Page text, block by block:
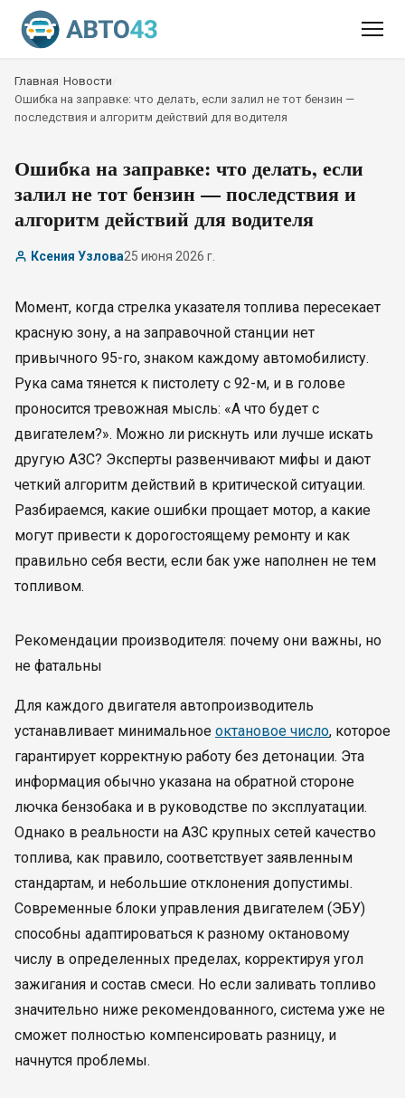
Главная Новости
Ошибка на заправке: что делать, если залил не тот бензин —
последствия и алгоритм действий для водителя
Ошибка на заправке: что делать, если
залил не тот бензин — последствия и
алгоритм действий для водителя
Ксения Узлова25 июня 2026 г.
Момент, когда стрелка указателя топлива пересекает
красную зону, а на заправочной станции нет
привычного 95-го, знаком каждому автомобилисту.
Рука сама тянется к пистолету с 92-м, и в голове
проносится тревожная мысль: «А что будет с
двигателем?». Можно ли рискнуть или лучше искать
другую АЗС? Эксперты развенчивают мифы и дают
четкий алгоритм действий в критической ситуации.
Разбираемся, какие ошибки прощает мотор, а какие
могут привести к дорогостоящему ремонту и как
правильно себя вести, если бак уже наполнен не тем
топливом.
Рекомендации производителя: почему они важны, но
не фатальны
Для каждого двигателя автопроизводитель
устанавливает минимальное октановое число, которое
гарантирует корректную работу без детонации. Эта
информация обычно указана на обратной стороне
лючка бензобака и в руководстве по эксплуатации.
Однако в реальности на АЗС крупных сетей качество
топлива, как правило, соответствует заявленным
стандартам, и небольшие отклонения допустимы.
Современные блоки управления двигателем (ЭБУ)
способны адаптироваться к разному октановому
числу в определенных пределах, корректируя угол
зажигания и состав смеси. Но если заливать топливо
значительно ниже рекомендованного, система уже не
сможет полностью компенсировать разницу, и
начнутся проблемы.